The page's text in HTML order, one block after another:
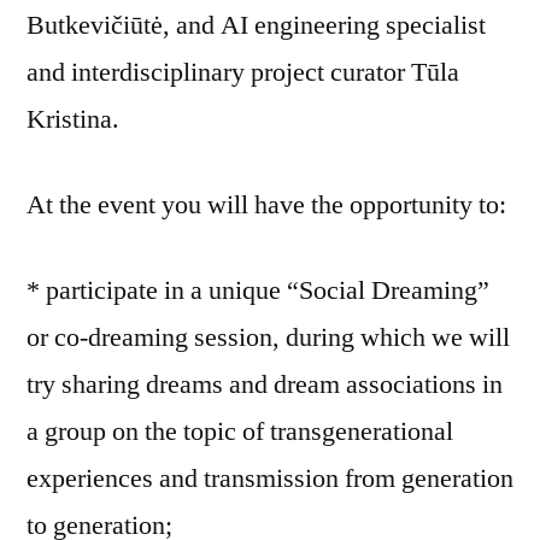
Butkevičiūtė, and AI engineering specialist
and interdisciplinary project curator Tūla
Kristina.
At the event you will have the opportunity to:
* participate in a unique “Social Dreaming”
or co-dreaming session, during which we will
try sharing dreams and dream associations in
a group on the topic of transgenerational
experiences and transmission from generation
to generation;